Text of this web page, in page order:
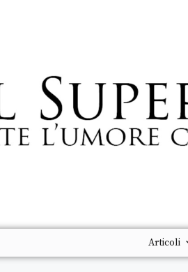
Articoli